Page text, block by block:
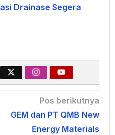
Drainase Segera
Pos berikutnya
GEM dan PT QMB New
Energy Materials